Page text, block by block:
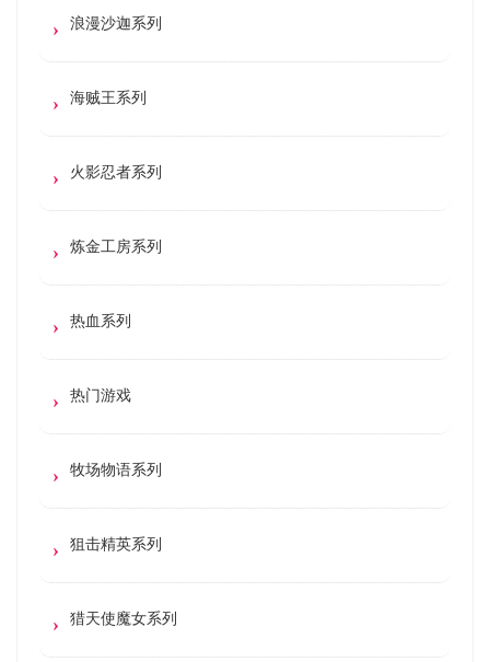
浪漫沙迦系列
海贼王系列
火影忍者系列
炼金工房系列
热血系列
热门游戏
牧场物语系列
狙击精英系列
猎天使魔女系列